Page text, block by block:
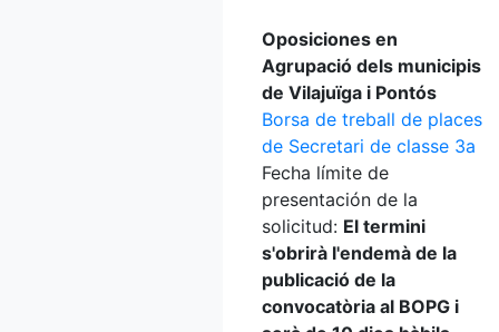
Oposiciones en
Agrupació dels municipis
de Vilajuïga i Pontós
Borsa de treball de places
de Secretari de classe 3a
Fecha límite de
presentación de la
solicitud: El termini
s'obrirà l'endemà de la
publicació de la
convocatòria al BOPG i